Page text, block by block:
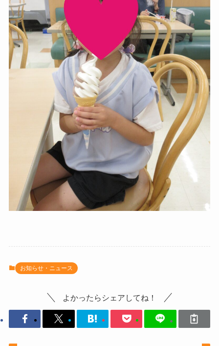
お知らせ・ニュース
よかったらシェアしてね！